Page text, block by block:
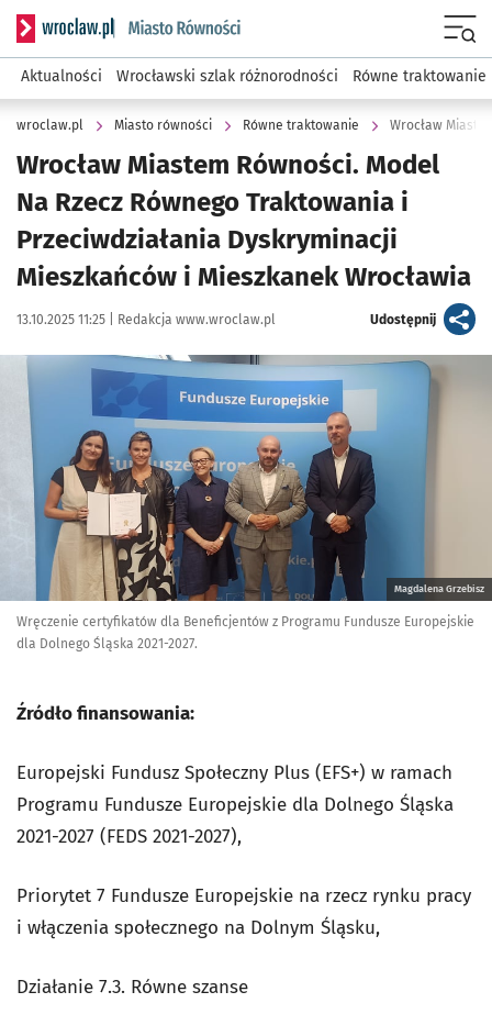
Serwis informacyjny wroclaw.pl podserwis: Miasto równości
Aktualności Wrocławski szlak różnorodności Równe traktowanie
wroclaw.pl Miasto równości Równe traktowanie
Wrocław Miastem Równości. Model
Na Rzecz Równego Traktowania i
Przeciwdziałania Dyskryminacji
Mieszkańców i Mieszkanek Wrocławia
Data publikacji:
13.10.2025 11:25 | Autor:
Redakcja www.wroclaw.pl Udostępnijartykuł
Kliknij, aby powiększyć
Magdalena Grzebisz
Wręczenie certyfikatów dla Beneficjentów z Programu Fundusze Europejskie
dla Dolnego Śląska 2021-2027.
Źródło finansowania:
Europejski Fundusz Społeczny Plus (EFS+) w ramach
Programu Fundusze Europejskie dla Dolnego Śląska
2021-2027 (FEDS 2021-2027),
Priorytet 7 Fundusze Europejskie na rzecz rynku pracy
i włączenia społecznego na Dolnym Śląsku,
Działanie 7.3. Równe szanse